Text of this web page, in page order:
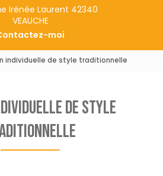
Irénée Laurent 42340
VEAUCHE
moi
individuelle de style traditionnelle
de style